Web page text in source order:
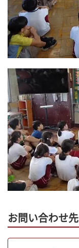
お問い合わせ先